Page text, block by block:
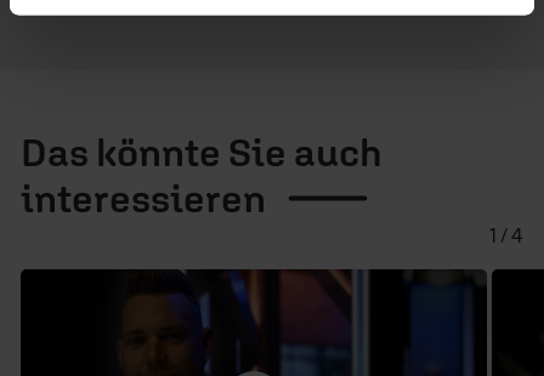
Das könnte Sie auch
interessieren
1 / 4